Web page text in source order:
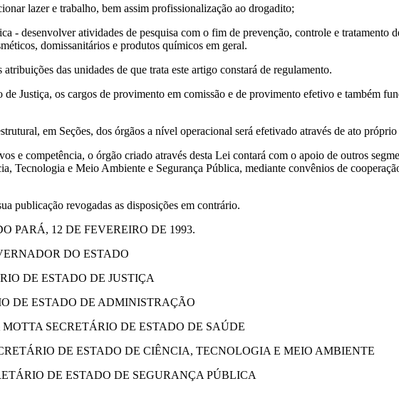
lazer e trabalho, bem assim profissionalização ao drogadito;
- desenvolver atividades de pesquisa com o fim de prevenção, controle e tratamento
domissanitários e produtos químicos em geral.
das unidades de que trata este artigo constará de regulamento.
de Justiça, os cargos de provimento em comissão e de provimento efetivo e também
em Seções, dos órgãos a nível operacional será efetivado através de ato próprio
e competência, o órgão criado através desta Lei contará com o apoio de outros
Tecnologia e Meio Ambiente e Segurança Pública, mediante convênios de
publicação revogadas as disposições em contrário.
PARÁ, 12 DE FEVEREIRO DE 1993.
DO ESTADO
DE ESTADO DE JUSTIÇA
DE ESTADO DE ADMINISTRAÇÃO
SECRETÁRIO DE ESTADO DE SAÚDE
DE ESTADO DE CIÊNCIA, TECNOLOGIA E MEIO AMBIENTE
DE ESTADO DE SEGURANÇA PÚBLICA